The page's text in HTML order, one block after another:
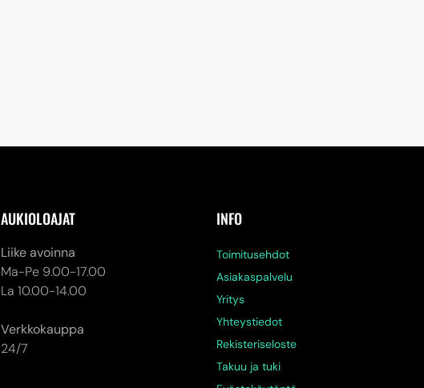
AUKIOLOAJAT
Liike avoinna
Ma-Pe 9.00-17.00
La 10.00-14.00
Verkkokauppa
24/7
INFO
Toimitusehdot
Asiakaspalvelu
Yritys
Yhteystiedot
Rekisteriseloste
Takuu ja tuki